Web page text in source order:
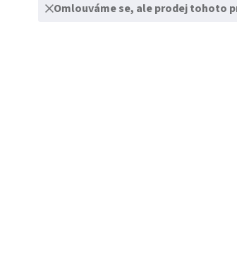
Omlouváme se, ale prodej tohoto